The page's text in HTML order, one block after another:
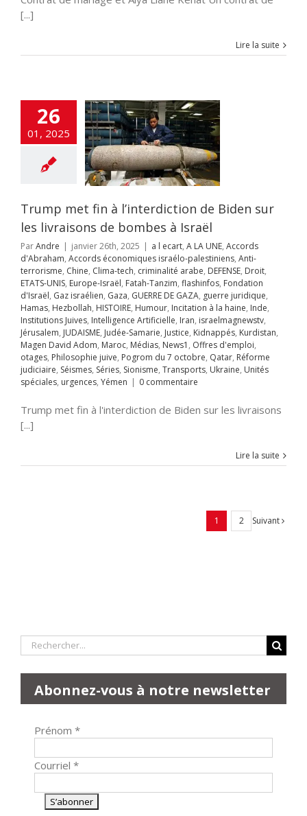
[...]
Lire la suite
26
01, 2025
LA UNE Accords
Accords
Chine Clima-
d'Israël Gaz
GUERRE DE
juridique
Hezbollah
Humour
Artificielle Iran
JUDAISME
Justice
Kurdistan
Adom
Maroc
News1 Offres
otages
juive
Pogrom
Qatar
judiciaire
Séries
Sionisme
Ukraine
Unités
urgences Yémen
Trump met fin à l’interdiction de Biden sur
les livraisons de bombes à Israël
ParAndre | janvier 26th, 2025 | a l ecart, A LA UNE, Accords
d'Abraham, Accords économiques israélo-palestiniens, Anti-
terrorisme, Chine, Clima-tech, criminalité arabe, DEFENSE, Droit,
ETATS-UNIS, Europe-Israël, Fatah-Tanzim, flashinfos, Fondation
d'Israël, Gaz israélien, Gaza, GUERRE DE GAZA, guerre juridique,
Hamas, Hezbollah, HISTOIRE, Humour, Incitation à la haine, Inde,
Institutions Juives, Intelligence Artificielle, Iran, israelmagnewstv,
Jérusalem, JUDAISME, Judée-Samarie, Justice, Kidnappés, Kurdistan,
Magen David Adom, Maroc, Médias, News1 , Offres d'emploi,
otages, Philosophie juive, Pogrom du 7 octobre, Qatar, Réforme
judiciaire, Séismes, Séries, Sionisme, Transports, Ukraine, Unités
spéciales, urgences, Yémen | 0 commentaire
Trump met fin à l'interdiction de Biden sur les livraisons
[...]
Lire la suite
1 2 Suivant
Rechercher:
Abonnez-vous à notre newsletter
Prénom *
Courriel *